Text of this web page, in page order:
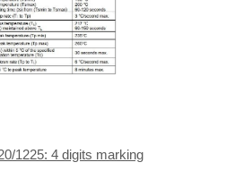
1225: 4 digits marking